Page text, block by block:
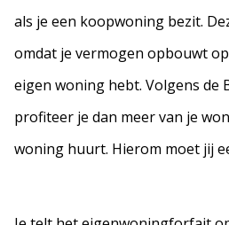
als je een koopwoning bezit.
omdat je vermogen opbouwt
eigen woning hebt. Volgens de
profiteer je dan meer van je
woning huurt. Hierom moet jij